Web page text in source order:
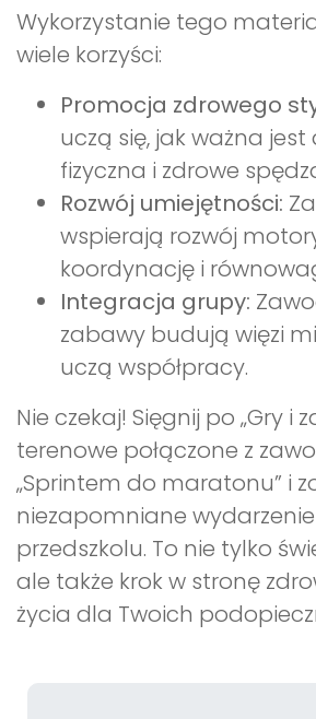
Wykorzystanie tego
wiele korzyści:
Promocja zdrowego
uczą się, jak ważna
fizyczna i zdrowe
Rozwój umiejętności:
wspierają rozwój
koordynację i
Integracja grupy:
zabawy budują więzi
uczą współpracy.
Nie czekaj! Sięgnij po „Gry i
terenowe połączone z
„Sprintem do maratonu” i
niezapomniane
przedszkolu. To nie tylko
ale także krok w stronę
życia dla Twoich